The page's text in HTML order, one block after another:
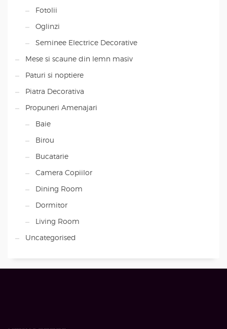
Fotolii
Oglinzi
Seminee Electrice Decorative
Mese si scaune din lemn masiv
Paturi si noptiere
Piatra Decorativa
Propuneri Amenajari
Baie
Birou
Bucatarie
Camera Copiilor
Dining Room
Dormitor
Living Room
Uncategorised